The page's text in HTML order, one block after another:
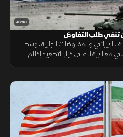
46:33
تنفي طلب التفاوض
الإيراني والمفاوضات الجارية، وسط
الإبقاء على خيار التصعيد إذا لم